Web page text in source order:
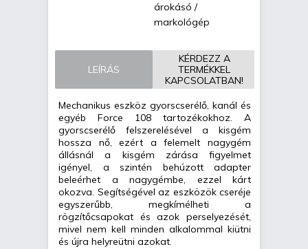
árokásó /
markológép
LEÍRÁS
KÉRDEZZ A
TERMÉKKEL
KAPCSOLATBAN!
Mechanikus eszköz gyorscserélő, kanál és
egyéb Force 108 tartozékokhoz. A
gyorscserélő felszerelésével a kisgém
hossza nő, ezért a felemelt nagygém
állásnál a kisgém zárása figyelmet
igényel, a szintén behúzott adapter
beleérhet a nagygémbe, ezzel kárt
okozva. Segítségével az eszközök cseréje
egyszerűbb, megkímélheti a
rögzítőcsapokat és azok perselyezését,
mivel nem kell minden alkalommal kiütni
és újra helyreütni azokat.